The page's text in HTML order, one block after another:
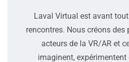
Laval Virtual est avant
rencontres. Nous créons des
acteurs de la VR/AR et
imaginent,